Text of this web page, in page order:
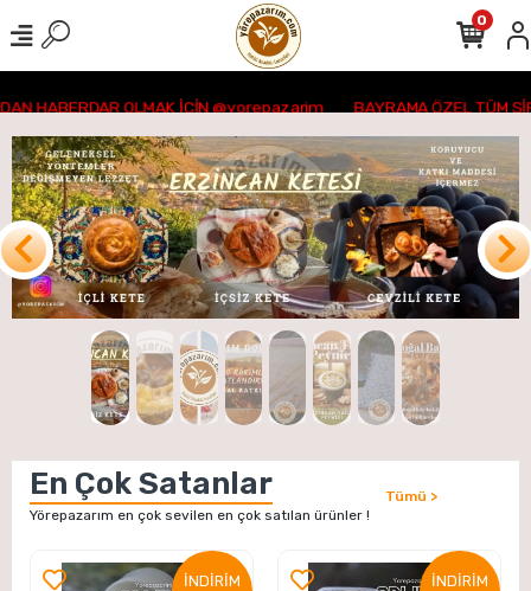
HABERDAR OLMAK İÇİN @yorepazarim BAYRAMA ÖZEL TÜM
0
En Çok Satanlar
Yörepazarım en çok sevilen en çok satılan ürünler !
Tümü >
İNDİRİM
İNDİRİM